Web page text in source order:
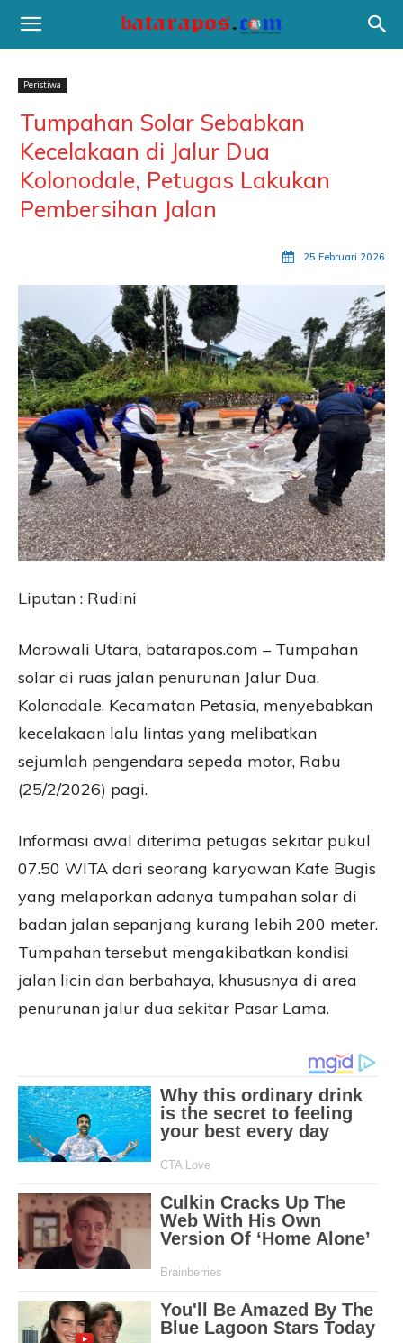
Peristiwa
Tumpahan Solar Sebabkan
Kecelakaan di Jalur Dua
Kolonodale, Petugas Lakukan
Pembersihan Jalan
25 Februari 2026
Liputan : Rudini
Morowali Utara, batarapos.com – Tumpahan
solar di ruas jalan penurunan Jalur Dua,
Kolonodale, Kecamatan Petasia, menyebabkan
kecelakaan lalu lintas yang melibatkan
sejumlah pengendara sepeda motor, Rabu
(25/2/2026) pagi.
Informasi awal diterima petugas sekitar pukul
07.50 WITA dari seorang karyawan Kafe Bugis
yang melaporkan adanya tumpahan solar di
badan jalan sepanjang kurang lebih 200 meter.
Tumpahan tersebut mengakibatkan kondisi
jalan licin dan berbahaya, khususnya di area
penurunan jalur dua sekitar Pasar Lama.